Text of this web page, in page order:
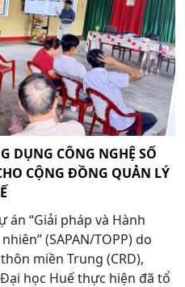
DỤNG CÔNG NGHỆ SỐ
CỘNG ĐỒNG QUẢN LÝ
án “Giải pháp và Hành
(SAPAN/TOPP) do
miền Trung (CRD),
học Huế thực hiện đã tổ